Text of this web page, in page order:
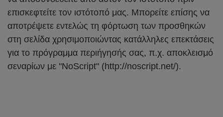
επισκεφτείτε τον ιστότοπό μας. Μπορείτε επίσης να
αποτρέψετε εντελώς τη φόρτωση των προσθηκών
στη σελίδα χρησιμοποιώντας κατάλληλες επεκτάσεις
για το πρόγραμμα περιήγησής σας, π.χ. αποκλεισμό
σεναρίων με "NoScript" (http://noscript.net/).